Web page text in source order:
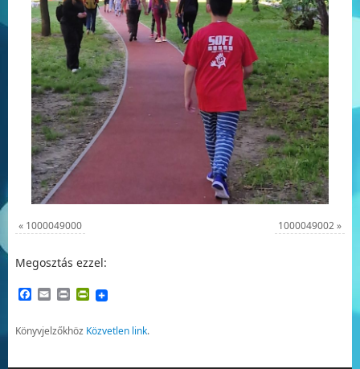
« 1000049000 1000049002»
Megosztás ezzel:
Facebook
EmailPrintPrintFriendly
Könyvjelzőkhöz Közvetlen link.